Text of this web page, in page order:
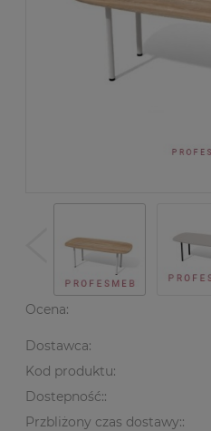
Ocena:
Dostawca:
Kod produktu:
Dostepność::
Przbliżony czas dostawy::